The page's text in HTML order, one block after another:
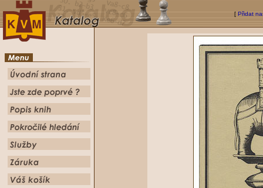
[ Přidat